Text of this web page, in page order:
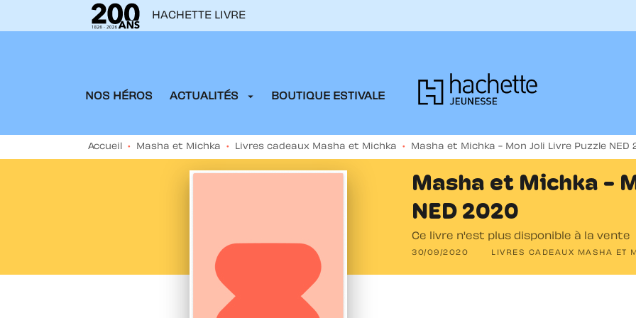
MENU
HACHETTE LIVRE
NOS HÉROS ACTUALITÉS arrow_drop_down BOUTIQUE ESTIVALE
Accueil • Masha et Michka • Livres cadeaux Masha et Michka • Masha et Michka - Mon Joli Livre Puzzle NED
Masha et Michka -
NED 2020
Ce livre n'est plus disponible à la vente
30/09/2020 LIVRES CADEAUX MASHA ET